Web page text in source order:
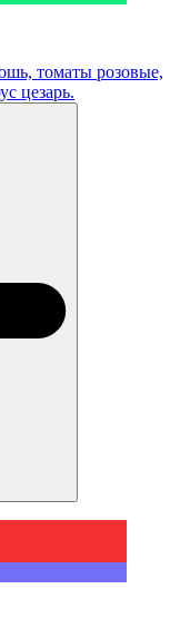
томаты розовые,
цезарь.